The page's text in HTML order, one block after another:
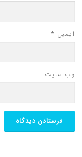
ایمیل *
وب‌ سایت